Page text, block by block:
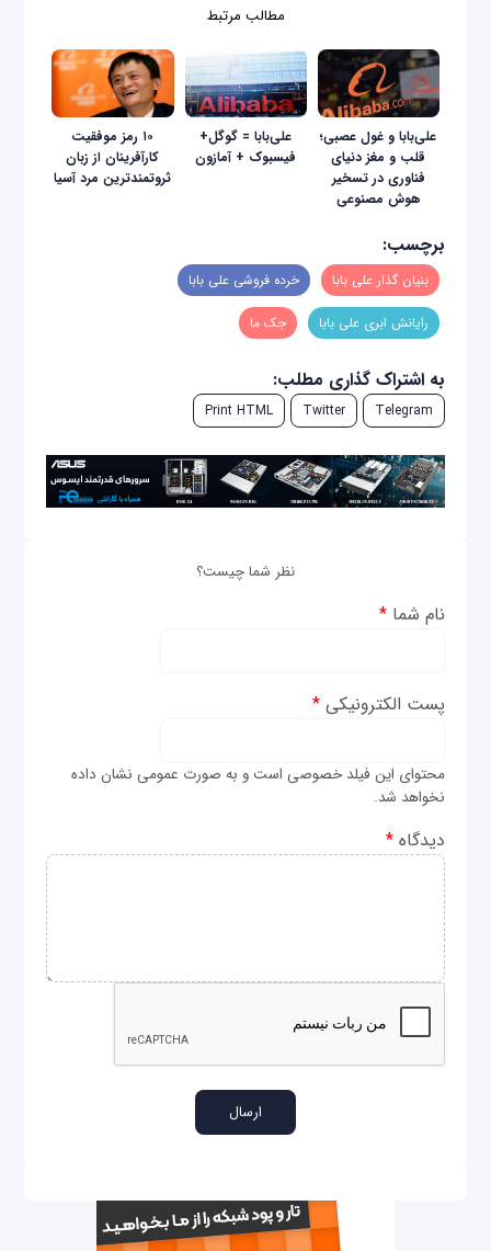
مطالب مرتبط
علی‌بابا و غول عصبی؛
قلب و مغز دنیای
فناوری در تسخیر
هوش مصنوعی
علی‌بابا = گوگل+
فیسبوک + آمازون
۱۰ رمز موفقیت
کارآفرینان از زبان
ثروتمندترین مرد آسیا
برچسب:
بنیان گذار علی بابا خرده فروشی علی بابا
رایانش ابری علی بابا جک ما
به اشتراک گذاری مطلب:
Telegram
Twitter
Print HTML
نظر شما چیست؟
نام شما*
پست الکترونیکی*
محتوای این فیلد خصوصی است و به صورت عمومی نشان داده
نخواهد شد.
دیدگاه*